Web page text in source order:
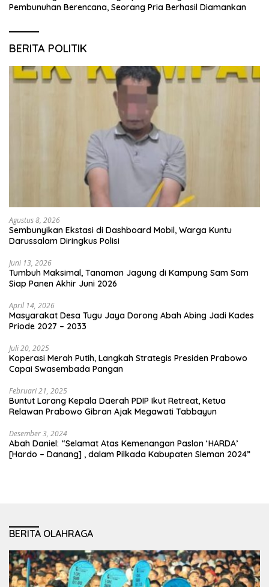
Pembunuhan Berencana, Seorang Pria Berhasil Diamankan
BERITA POLITIK
Agustus 8, 2026
Sembunyikan Ekstasi di Dashboard Mobil, Warga Kuntu
Darussalam Diringkus Polisi
Juni 13, 2026
Tumbuh Maksimal, Tanaman Jagung di Kampung Sam Sam
Siap Panen Akhir Juni 2026
April 14, 2026
Masyarakat Desa Tugu Jaya Dorong Abah Abing Jadi Kades
Priode 2027 – 2033
Juli 20, 2025
Koperasi Merah Putih, Langkah Strategis Presiden Prabowo
Capai Swasembada Pangan
Februari 21, 2025
Buntut Larang Kepala Daerah PDIP Ikut Retreat, Ketua
Relawan Prabowo Gibran Ajak Megawati Tabbayun
Desember 3, 2024
Abah Daniel: “Selamat Atas Kemenangan Paslon ‘HARDA’
[Hardo – Danang] , dalam Pilkada Kabupaten Sleman 2024”
BERITA OLAHRAGA